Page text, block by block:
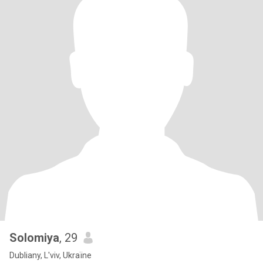
Solomiya, 29
Dubliany, L'viv, Ukraïne